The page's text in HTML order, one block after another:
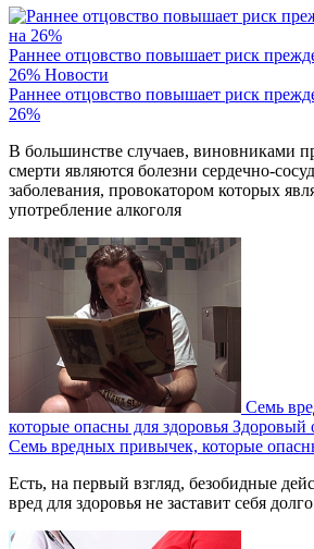
Раннее отцовство повышает риск
26% Новости
Раннее отцовство повышает риск
26%
В большинстве случаев, виновниками
смерти являются болезни сердечно-
заболевания, провокатором которых
употребление алкоголя
Семь
которые опасны для здоровья Здоровый
Семь вредных привычек, которые
Есть, на первый взгляд, безобидные
вред для здоровья не заставит себя